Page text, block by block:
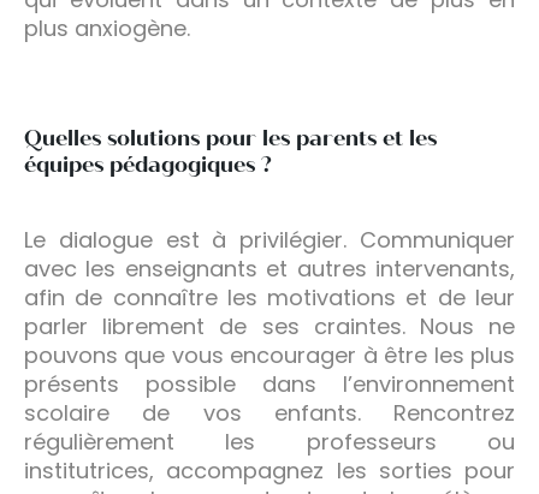
plus anxiogène.
Quelles solutions pour les parents et les
équipes pédagogiques ?
Le dialogue est à privilégier. Communiquer
avec les enseignants et autres intervenants,
afin de connaître les motivations et de leur
parler librement de ses craintes. Nous ne
pouvons que vous encourager à être les plus
présents possible dans l’environnement
scolaire de vos enfants. Rencontrez
régulièrement les professeurs ou
institutrices, accompagnez les sorties pour